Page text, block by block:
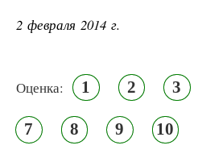
2 февраля 2014 г.
Оценка: 1 2 3
7 8 9 10